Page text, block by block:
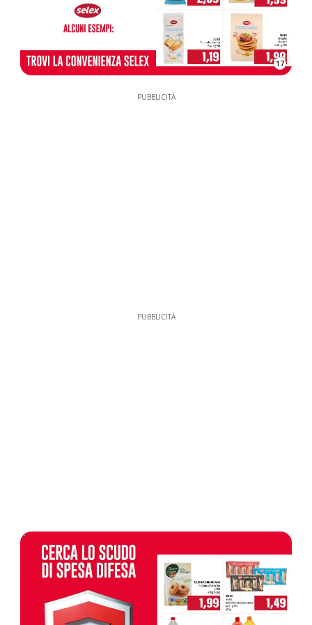
17
PUBBLICITÀ
PUBBLICITÀ